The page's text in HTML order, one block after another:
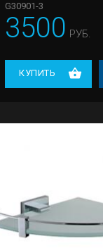
G30901-3
3500 РУБ.
КУПИТЬ